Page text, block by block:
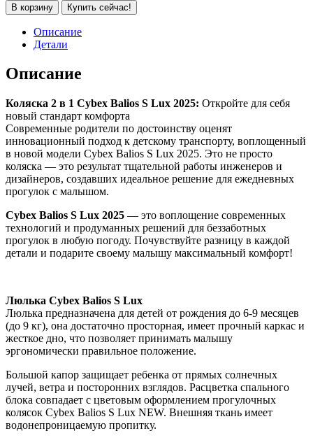
товара
Коляска
Cybex
Balios
Lux
TPE
2025,
Almond
Beige
с
дождевиком
В корзину Купить сейчас!
Описание
Детали
Описание
Коляска 2 в 1 Cybex Balios S Lux 2025: Откройте для себя
новый стандарт комфорта
Современные родители по достоинству оценят
инновационный подход к детскому транспорту, воплощенный
в новой модели Cybex Balios S Lux 2025. Это не просто
коляска — это результат тщательной работы инженеров и
дизайнеров, создавших идеальное решение для ежедневных
прогулок с малышом.
Cybex Balios S Lux 2025 — это воплощение современных
технологий и продуманных решений для беззаботных
прогулок в любую погоду. Почувствуйте разницу в каждой
детали и подарите своему малышу максимальный комфорт!
Люлька Cybex Balios S Lux
Люлька предназначена для детей от рождения до 6-9 месяцев
(до 9 кг), она достаточно просторная, имеет прочный каркас и
жесткое дно, что позволяет принимать малышу
эргономически правильное положение.
Большой капор защищает ребенка от прямых солнечных
лучей, ветра и посторонних взглядов. Расцветка спального
блока совпадает с цветовым оформлением прогулочных
колясок Cybex Balios S Lux NEW. Внешняя ткань имеет
водонепроницаемую пропитку.